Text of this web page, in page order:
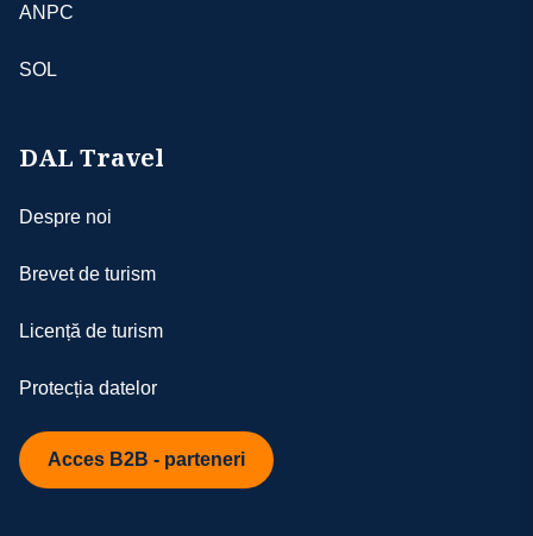
ANPC
SOL
DAL Travel
Despre noi
Brevet de turism
Licență de turism
Protecția datelor
Acces B2B - parteneri